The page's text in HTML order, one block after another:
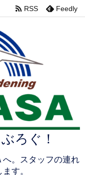
ろぐ！
。スタッフの連れ
す。
RSS Feedly